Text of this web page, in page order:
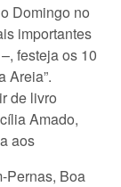
Domingo no
importantes
festeja os 10
Areia”.
de livro
Amado,
aos
Pernas, Boa